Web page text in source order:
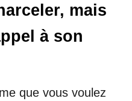
mais
à son
que vous voulez